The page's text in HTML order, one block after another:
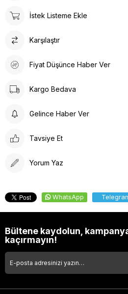
İstek Listeme Ekle
Karşılaştır
Fiyat Düşünce Haber Ver
Kargo Bedava
Gelince Haber Ver
Tavsiye Et
Yorum Yaz
WhatsApp
Bültene kaydolun,
kaçırmayın!